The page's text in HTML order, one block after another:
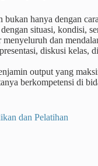
hanya dengan
situasi, kondisi,
dan
diskusi kelas,
output yang
berkompetensi di
dan Pelatihan